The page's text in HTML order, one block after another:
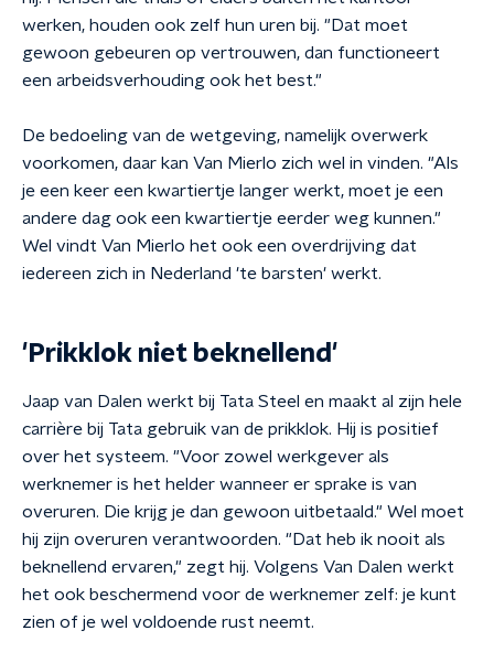
werken, houden ook zelf hun uren bij. "Dat moet
gewoon gebeuren op vertrouwen, dan functioneert
een arbeidsverhouding ook het best."
De bedoeling van de wetgeving, namelijk overwerk
voorkomen, daar kan Van Mierlo zich wel in vinden. "Als
je een keer een kwartiertje langer werkt, moet je een
andere dag ook een kwartiertje eerder weg kunnen."
Wel vindt Van Mierlo het ook een overdrijving dat
iedereen zich in Nederland 'te barsten' werkt.
'Prikklok niet beknellend'
Jaap van Dalen werkt bij Tata Steel en maakt al zijn hele
carrière bij Tata gebruik van de prikklok. Hij is positief
over het systeem. "Voor zowel werkgever als
werknemer is het helder wanneer er sprake is van
overuren. Die krijg je dan gewoon uitbetaald." Wel moet
hij zijn overuren verantwoorden. "Dat heb ik nooit als
beknellend ervaren," zegt hij. Volgens Van Dalen werkt
het ook beschermend voor de werknemer zelf: je kunt
zien of je wel voldoende rust neemt.